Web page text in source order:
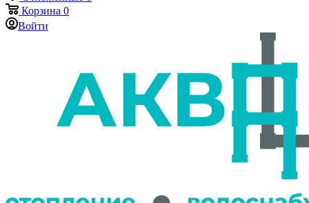
Корзина 0
Войти